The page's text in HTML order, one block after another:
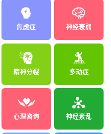
焦虑症 神经衰弱
精神分裂 多动症
心理咨询 神经紊乱